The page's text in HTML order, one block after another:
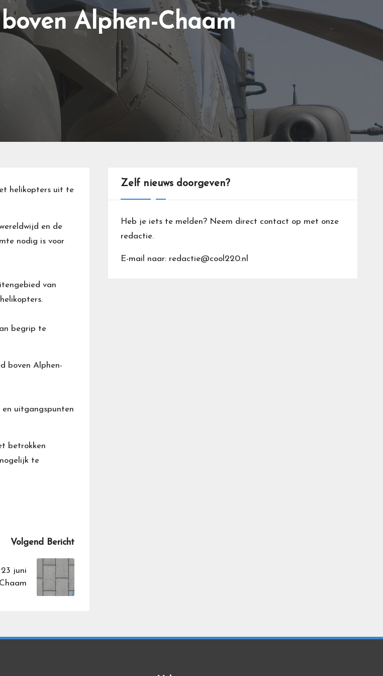
Alphen-Chaam
helikopters uit te
en de
nodig is voor
van
begrip te
boven Alphen-
uitgangspunten
betrokken
te
Volgend Bericht
juni
Zelf nieuws doorgeven?
Heb je iets te melden? Neem direct contact op met onze
redactie.
E-mail naar: redactie@cool220.nl